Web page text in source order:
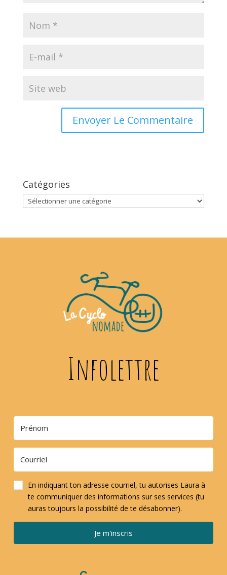
Catégories
Catégories
Infolettre
En indiquant ton adresse courriel, tu autorises Laura à
te communiquer des informations sur ses services (tu
auras toujours la possibilité de te désabonner).
Je m'inscris